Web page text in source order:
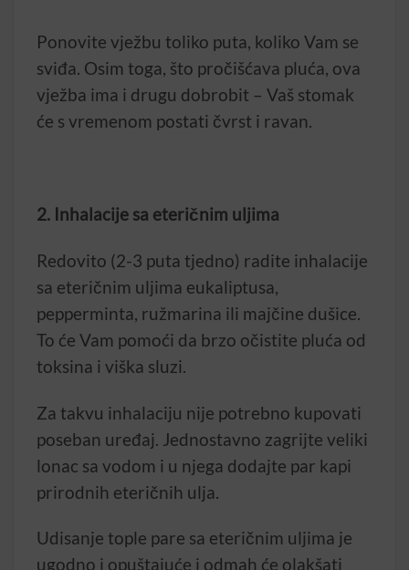
Ponovite vježbu toliko puta, koliko Vam se
sviđa. Osim toga, što pročišćava pluća, ova
vježba ima i drugu dobrobit – Vaš stomak
će s vremenom postati čvrst i ravan.
2. Inhalacije sa eteričnim uljima
Redovito (2-3 puta tjedno) radite inhalacije
sa eteričnim uljima eukaliptusa,
pepperminta, ružmarina ili majčine dušice.
To će Vam pomoći da brzo očistite pluća od
toksina i viška sluzi.
Za takvu inhalaciju nije potrebno kupovati
poseban uređaj. Jednostavno zagrijte veliki
lonac sa vodom i u njega dodajte par kapi
prirodnih eteričnih ulja.
Udisanje tople pare sa eteričnim uljima je
ugodno i opuštajuće i odmah će olakšati